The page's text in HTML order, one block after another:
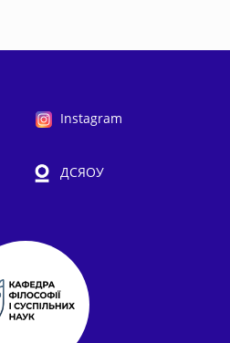
Instagram
ДСЯОУ